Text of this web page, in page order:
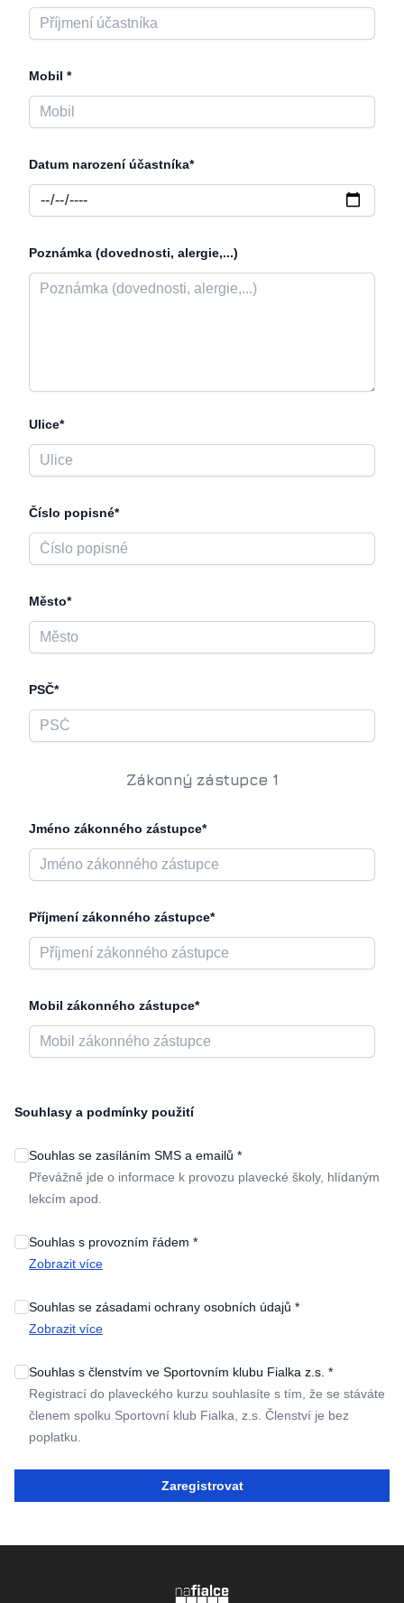
Mobil *
Datum narození účastníka*
Poznámka (dovednosti, alergie,...)
Ulice*
Číslo popisné*
Město*
PSČ*
Zákonný zástupce 1
Jméno zákonného zástupce*
Příjmení zákonného zástupce*
Mobil zákonného zástupce*
Souhlasy a podmínky použití
Souhlas se zasíláním SMS a emailů *
Převážně jde o informace k provozu plavecké školy, hlídaným
lekcím apod.
Souhlas s provozním řádem *
Zobrazit více
Souhlas se zásadami ochrany osobních údajů *
Zobrazit více
Souhlas s členstvím ve Sportovním klubu Fialka z.s. *
Registrací do plaveckého kurzu souhlasíte s tím, že se stáváte
členem spolku Sportovní klub Fialka, z.s. Členství je bez
poplatku.
Zaregistrovat